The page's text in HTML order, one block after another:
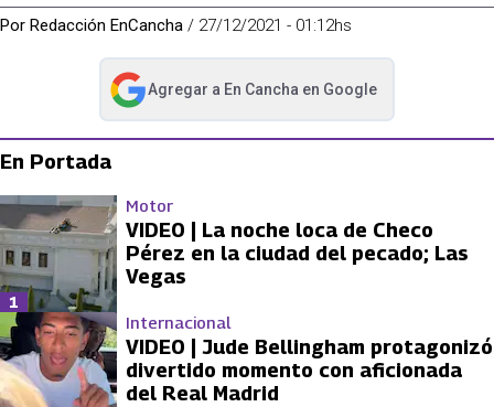
Por Redacción EnCancha / 27/12/2021 - 01:12hs
Agregar a En Cancha en Google
abre en nueva pestaña
En Portada
Motor
VIDEO | La noche loca de Checo
Pérez en la ciudad del pecado; Las
Vegas
1
Internacional
VIDEO | Jude Bellingham protagonizó
divertido momento con aficionada
del Real Madrid